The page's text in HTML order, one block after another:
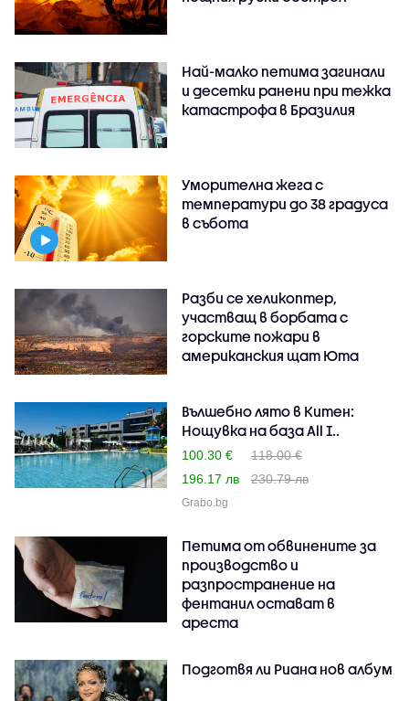
Най-малко петима загинали
и десетки ранени при тежка
катастрофа в Бразилия
Уморителна жега с
температури до 38 градуса
в събота
Разби се хеликоптер,
участващ в борбата с
горските пожари в
американския щат Юта
Вълшебно лято в Китен:
Нощувка на база All I..
100.30 €
118.00 €
196.17 лв
230.79 лв
Grabo.bg
Петима от обвинените за
производство и
разпространение на
фентанил остават в
ареста
Подготвя ли Риана нов албум